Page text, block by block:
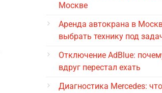
Москве
Аренда автокрана в
выбрать технику под
Отключение AdBlue:
вдруг перестал ехать
Диагностика Mercedes: что